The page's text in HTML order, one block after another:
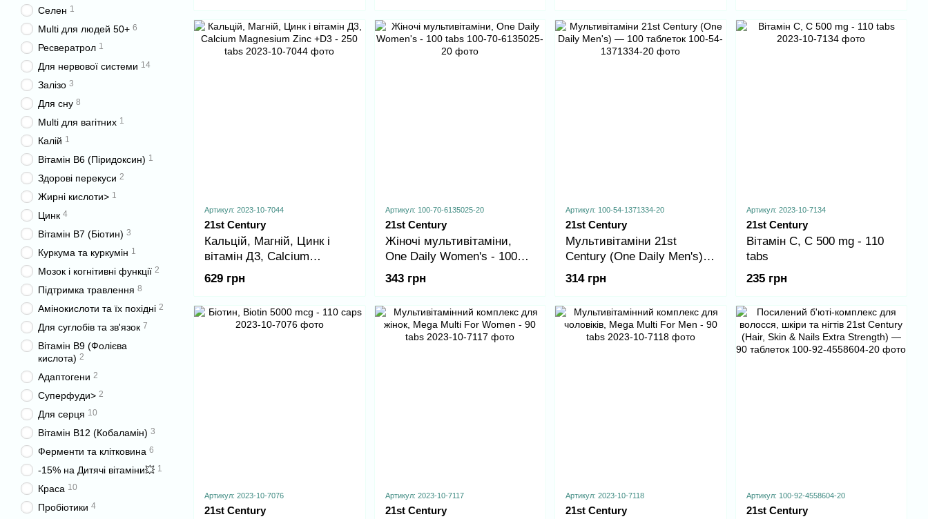
Артикул: 2023-10-7044
21st Century
Кальцій, Магній, Цинк і
вітамін Д3, Calcium
Magnesium Zinc +D3 - 250
tabs
629 грн
Артикул: 100-70-6135025-20
21st Century
Жіночі мультивітаміни,
One Daily Women's - 100
tabs
343 грн
Артикул: 100-54-1371334-20
21st Century
Мультивітаміни 21st
Century (One Daily Men's)
— 100 таблеток
314 грн
Артикул: 2023-10-7134
21st Century
Вітамін С, C 500 mg - 110
tabs
235 грн
Артикул: 2023-10-7076
21st Century
Артикул: 2023-10-7117
21st Century
Артикул: 2023-10-7118
21st Century
Артикул: 100-92-4558604-20
21st Century
Селен 1
Multi для людей 50+ 6
Ресвератрол 1
Для нервової системи 14
Залізо 3
Для сну 8
Multi для вагітних 1
Калій 1
Вітамін B6 (Піридоксин) 1
Здорові перекуси 2
Жирні кислоти> 1
Цинк 4
Вітамін B7 (Біотин) 3
Куркума та куркумін 1
Мозок і когнітивні функції 2
Підтримка травлення 8
Амінокислоти та їх похідні 2
Для суглобів та зв'язок 7
Вітамін B9 (Фолієва
кислота) 2
Адаптогени 2
Суперфуди> 2
Для серця 10
Вітамін B12 (Кобаламін) 3
Ферменти та клітковина 6
-15% на Дитячі вітаміни💥 1
Краса 10
Пробіотики 4